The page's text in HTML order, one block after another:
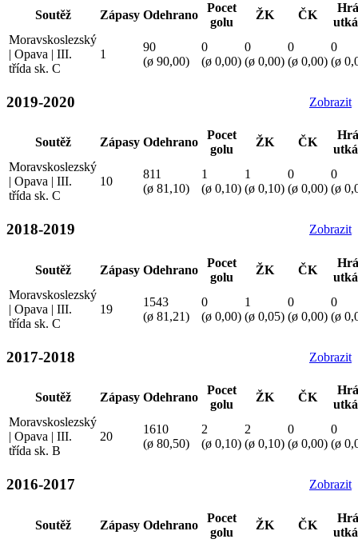
Soutěž Zápasy Odehrano
Pocet
golu
ŽK ČK
Moravskoslezský
| Opava | III.
třída sk. C
1
90
(ø 90,00)
0
(ø 0,00)
0
(ø 0,00)
0
(ø 0,00)
0
(ø
2019-2020 Zobrazit
Soutěž Zápasy Odehrano
Pocet
golu
ŽK ČK
Moravskoslezský
| Opava | III.
třída sk. C
10
811
(ø 81,10)
1
(ø 0,10)
1
(ø 0,10)
0
(ø 0,00)
0
(ø
2018-2019 Zobrazit
Soutěž Zápasy Odehrano
Pocet
golu
ŽK ČK
Moravskoslezský
| Opava | III.
třída sk. C
19
1543
(ø 81,21)
0
(ø 0,00)
1
(ø 0,05)
0
(ø 0,00)
0
(ø
2017-2018 Zobrazit
Soutěž Zápasy Odehrano
Pocet
golu
ŽK ČK
Moravskoslezský
| Opava | III.
třída sk. B
20
1610
(ø 80,50)
2
(ø 0,10)
2
(ø 0,10)
0
(ø 0,00)
0
(ø
2016-2017 Zobrazit
Soutěž Zápasy Odehrano
Pocet
golu
ŽK ČK